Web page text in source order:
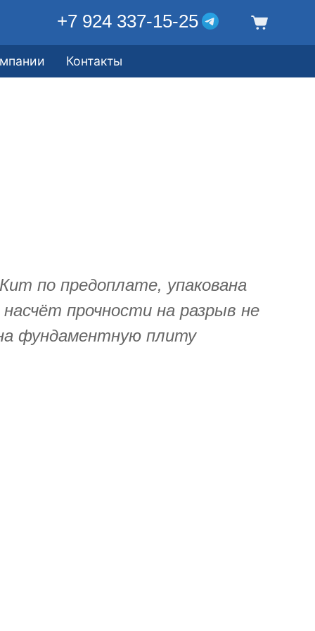
+7 924 337-15-25
Контакты
по предоплате, упакована
прочности на разрыв не
фундаментную плиту